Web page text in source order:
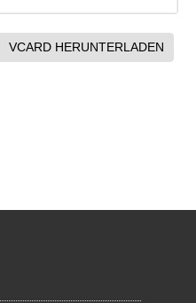
VCARD HERUNTERLADEN